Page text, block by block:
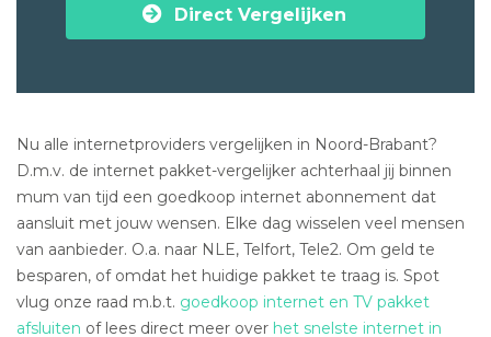
Direct Vergelijken
Nu alle internetproviders vergelijken in Noord-Brabant?
D.m.v. de internet pakket-vergelijker achterhaal jij binnen
mum van tijd een goedkoop internet abonnement dat
aansluit met jouw wensen. Elke dag wisselen veel mensen
van aanbieder. O.a. naar NLE, Telfort, Tele2. Om geld te
besparen, of omdat het huidige pakket te traag is. Spot
vlug onze raad m.b.t. goedkoop internet en TV pakket
afsluiten of lees direct meer over het snelste internet in